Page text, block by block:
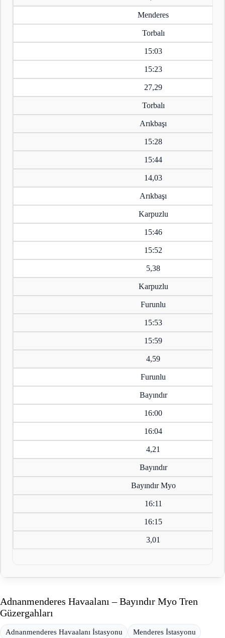
Menderes
Torbalı
15:03
15:23
27,29
Torbalı
Arıkbaşı
15:28
15:44
14,03
Arıkbaşı
Karpuzlu
15:46
15:52
5,38
Karpuzlu
Furunlu
15:53
15:59
4,59
Furunlu
Bayındır
16:00
16:04
4,21
Bayındır
Bayındır Myo
16:11
16:15
3,01
Adnanmenderes Havaalanı – Bayındır Myo Tren
Güzergahları
Adnanmenderes Havaalanı İstasyonu Menderes İstasyonu